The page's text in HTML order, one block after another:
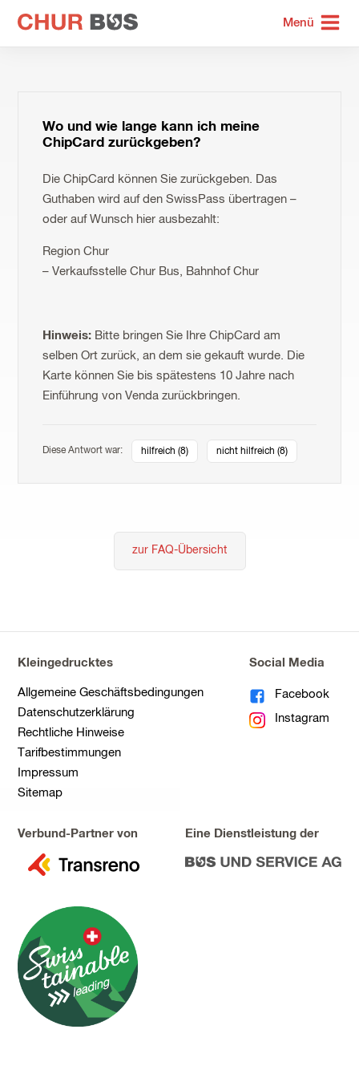
zur
Startseite
Menü
Wo und wie lange kann ich meine
ChipCard zurückgeben?
Die ChipCard können Sie zurückgeben. Das
Guthaben wird auf den SwissPass übertragen –
oder auf Wunsch hier ausbezahlt:
Region Chur
– Verkaufsstelle Chur Bus, Bahnhof Chur
Hinweis: Bitte bringen Sie Ihre ChipCard am
selben Ort zurück, an dem sie gekauft wurde. Die
Karte können Sie bis spätestens 10 Jahre nach
Einführung von Venda zurückbringen.
Diese Antwort war: hilfreich (8) nicht hilfreich (8)
zur FAQ-Übersicht
Kleingedrucktes
Allgemeine Geschäftsbedingungen
Datenschutzerklärung
Rechtliche Hinweise
Tarifbestimmungen
Impressum
Sitemap
Social Media
Facebook
Instagram
Verbund-Partner von
zu
Eine Dienstleistung der
zu